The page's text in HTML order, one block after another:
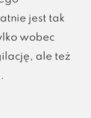
jest tak
wobec
ale też